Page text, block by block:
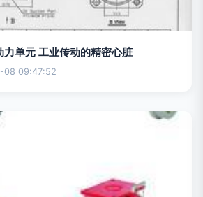
单元 工业传动的精密心脏
08 09:47:52